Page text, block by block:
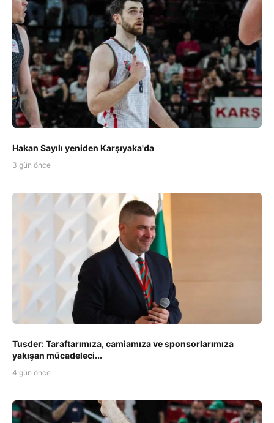
Hakan Sayılı yeniden Karşıyaka'da
3 gün önce
Tusder: Taraftarımıza, camiamıza ve sponsorlarımıza
yakışan mücadeleci...
4 gün önce